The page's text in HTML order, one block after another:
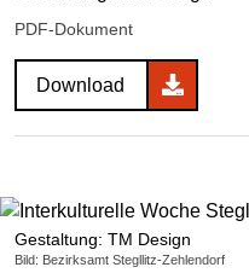
PDF-Dokument
Download
Gestaltung: TM Design
Bild: Bezirksamt Stegllitz-Zehlendorf